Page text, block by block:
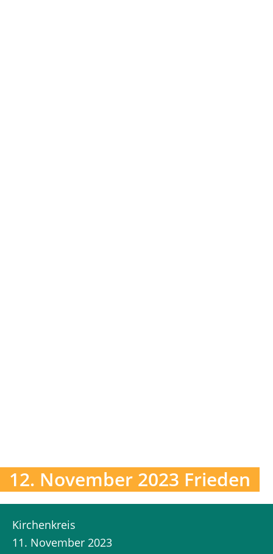
12. November 2023 Frieden
Kirchenkreis
11. November 2023